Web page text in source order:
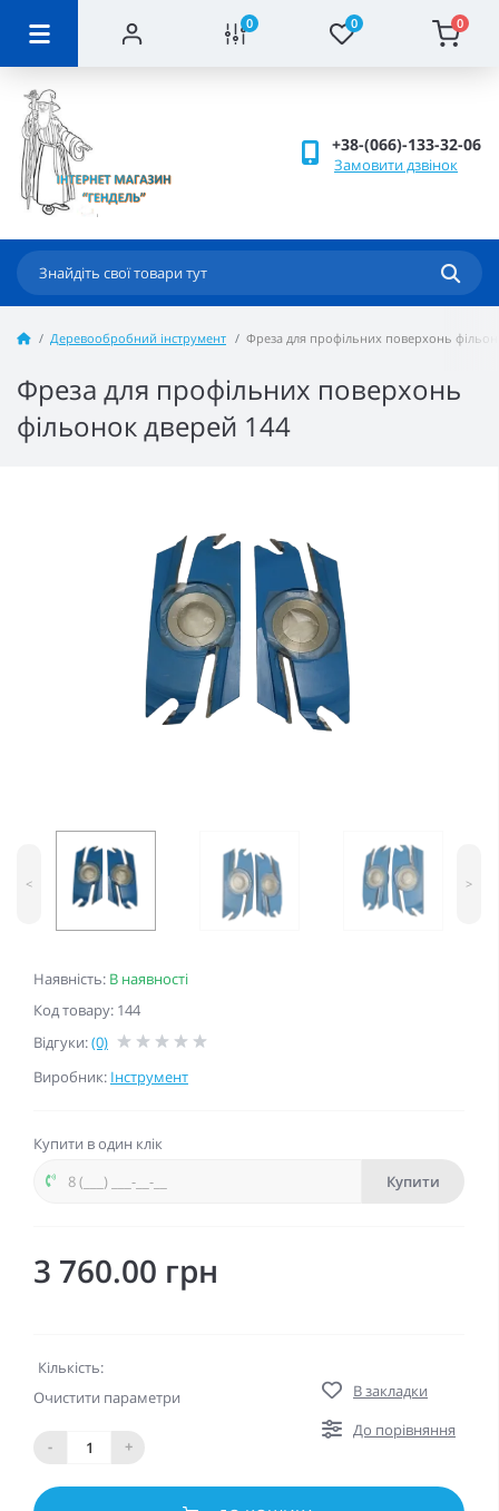
0 0 0
+38-(066)-133-32-06
Замовити дзвінок
Деревообробний інструмент Фреза для профільних поверхонь
Фреза для профільних поверхонь
фільонок дверей 144
Наявність: В наявності
Код товару: 144
Відгуки:(0)
Виробник: Інструмент
< >
Купити в один клік
Купити
3 760.00 грн
Кількість:
Очистити параметри
- +
В закладки
До порівняння